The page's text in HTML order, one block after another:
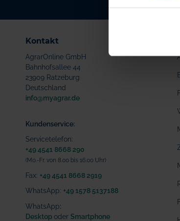
Kontakt
AgrarOnline GmbH
Bahnhofsallee 44
23909 Ratzeburg
Deutschland
info@myagrar.de
Kundenservice:
Servicetelefon:
+49 4541 8668 290
(Mo.-Fr. von 8.00 bis 16.00 Uhr)
Fax: +49 4541 8668 2919
WhatsApp: +49 1578 5137188
WhatsApp:
Desktop oder Smartphone